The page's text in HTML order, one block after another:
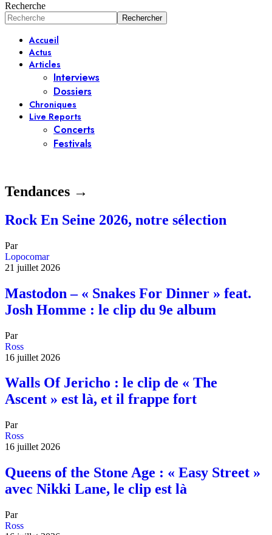
Recherche
Accueil
Actus
Articles
Interviews
Dossiers
Chroniques
Live Reports
Concerts
Festivals
Tendances →
Rock En Seine 2026, notre sélection
Par
Lopocomar
21 juillet 2026
Mastodon – « Snakes For Dinner » feat.
Josh Homme : le clip du 9e album
Par
Ross
16 juillet 2026
Walls Of Jericho : le clip de « The
Ascent » est là, et il frappe fort
Par
Ross
16 juillet 2026
Queens of the Stone Age : « Easy Street »
avec Nikki Lane, le clip est là
Par
Ross